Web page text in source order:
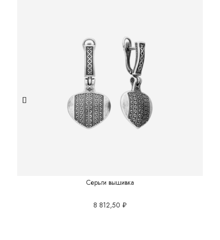
Серьги вышивка
8 812,50 ₽